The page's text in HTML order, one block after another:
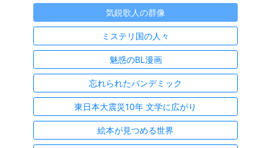
気鋭歌人の群像
ミステリ国の人々
魅惑のBL漫画
忘れられたパンデミック
東日本大震災10年 文学に広がり
絵本が見つめる世界